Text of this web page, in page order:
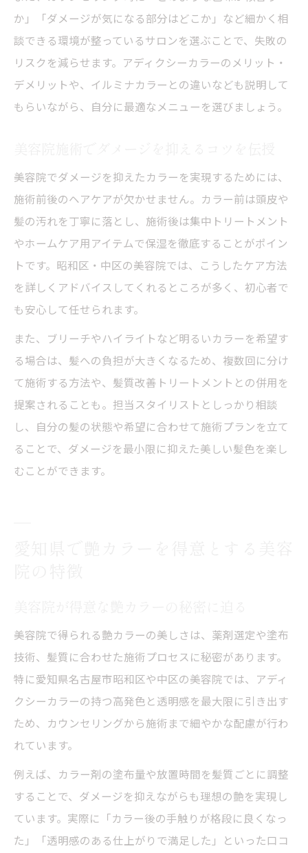
か」「ダメージが気になる部分はどこか」など細かく相
談できる環境が整っているサロンを選ぶことで、失敗の
リスクを減らせます。アディクシーカラーのメリット・
デメリットや、イルミナカラーとの違いなども説明して
もらいながら、自分に最適なメニューを選びましょう。
美容院でダメージを抑えたカラーを実現するためには、
施術前後のヘアケアが欠かせません。カラー前は頭皮や
髪の汚れを丁寧に落とし、施術後は集中トリートメント
やホームケア用アイテムで保湿を徹底することがポイン
トです。昭和区・中区の美容院では、こうしたケア方法
を詳しくアドバイスしてくれるところが多く、初心者で
も安心して任せられます。
また、ブリーチやハイライトなど明るいカラーを希望す
る場合は、髪への負担が大きくなるため、複数回に分け
て施術する方法や、髪質改善トリートメントとの併用を
提案されることも。担当スタイリストとしっかり相談
し、自分の髪の状態や希望に合わせて施術プランを立て
ることで、ダメージを最小限に抑えた美しい髪色を楽し
むことができます。
美容院で得られる艶カラーの美しさは、薬剤選定や塗布
技術、髪質に合わせた施術プロセスに秘密があります。
特に愛知県名古屋市昭和区や中区の美容院では、アディ
クシーカラーの持つ高発色と透明感を最大限に引き出す
ため、カウンセリングから施術まで細やかな配慮が行わ
れています。
例えば、カラー剤の塗布量や放置時間を髪質ごとに調整
することで、ダメージを抑えながらも理想の艶を実現し
ています。実際に「カラー後の手触りが格段に良くなっ
た」「透明感のある仕上がりで満足した」といった口コ